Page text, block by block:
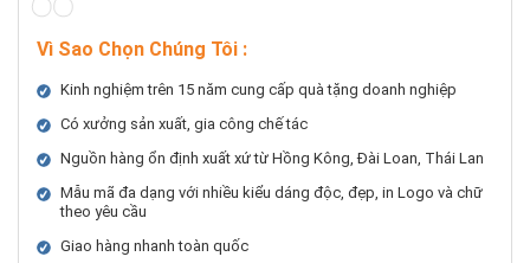
Vì Sao Chọn Chúng Tôi :
Kinh nghiệm trên 15 năm cung cấp quà tặng doanh nghiệp
Có xưởng sản xuất, gia công chế tác
Nguồn hàng ổn định xuất xứ từ Hồng Kông, Đài Loan, Thái Lan
Mẫu mã đa dạng với nhiều kiểu dáng độc, đẹp, in Logo và chữ
theo yêu cầu
Giao hàng nhanh toàn quốc